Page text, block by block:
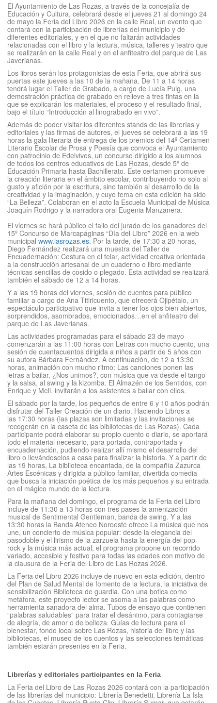
El Ayuntamiento de Las Rozas, a través de la concejalía de
Educación y Cultura, celebrará desde el jueves 21 al domingo 24
de mayo la Feria del Libro 2026 en la calle Real, un evento que
contará con la participación de librerías del municipio y de
diferentes editoriales, y en el que no faltarán actividades
relacionadas con el libro y la lectura, música, talleres y teatro que
se realizarán en la calle Real y en el anfiteatro del parque de Las
Javerianas.
Los libros serán los protagonistas de esta Feria, que abrirá sus
puertas este jueves a las 10 de la mañana. De 11 a 14 horas
tendrá lugar el Taller de Grabado, a cargo de Lucía Puig, una
demostración práctica de grabado en relieve a tres tintas en la
que se explicarán los materiales, el proceso y el resultado final,
bajo el título “Introducción al linograbado en vivo”.
Además de poder visitar los diferentes stands de las librerías y
editoriales y las firmas de autores, el jueves se celebrará a las 19
horas la gala literaria de entrega de los premios del 14º Certamen
Literario Escolar de Prosa y Poesía que convoca el Ayuntamiento
con patrocinio de Edelvives, un concurso dirigido a los alumnos
de todos los centros educativos de Las Rozas, desde 5º de
Educación Primaria hasta Bachillerato. Este certamen promueve
la creación literaria en el ámbito escolar, contribuyendo no solo al
gusto y afición por la escritura, sino también al desarrollo de la
creatividad y la imaginación, y cuyo tema en esta edición ha sido
“La Belleza”. Colaboran en el acto la Escuela Municipal de Música
Joaquín Rodrigo y la narradora oral Eugenia Manzanera.
El viernes se hará público el fallo del jurado de los ganadores del
15º Concurso de Marcapáginas “Día del Libro” 2026 en la web
municipal www.lasrozas.es. Por la tarde, de 17:30 a 20 horas,
Diego Fernández realizará una muestra del Taller de
Encuadernación: Costura en el telar, actividad creativa orientada
a la construcción artesanal de un cuaderno o libro mediante
técnicas sencillas de cosido o plegado. Esta actividad se realizará
también el sábado de 12 a 14 horas.
Y a las 19 horas del viernes, sesión de cuentos para público
familiar a cargo de Ana Titiricuento, que ofrecerá Ojipétalo, un
espectáculo participativo que invita a tener los ojos bien abiertos,
sorprendidos, asombrados, emocionados…en el anfiteatro del
parque de Las Javerianas.
Las actividades programadas para el sábado 23 de mayo
comenzarán a las 11:00 horas con Letras con mucho cuento, una
sesión de cuentacuentos dirigida a niños a partir de 5 años con
su autora Bárbara Fernández. A continuación, de 12 a 13:30
horas, animación con mucho ritmo: Las canciones ponen las
letras a bailar. ¿Nos unimos?, con música que va desde el tango
y la salsa, al swing y la kizomba. El Almazén de los Sentidos, con
Enrique y Meli, invitarán a los asistentes a bailar con ellos.
El sábado por la tarde, los pequeños de entre 6 y 10 años podrán
disfrutar del Taller Creación de un diario. Haciendo Libros a
las 17:30 horas (las plazas son limitadas y las invitaciones se
recogerán en la caseta de las bibliotecas de Las Rozas). Cada
participante podrá elaborar su propio cuento o diario, se aportará
todo el material necesario, para portada, contraportada y
encuadernación, pudiendo realizar allí mismo el desarrollo del
libro o llevándoselos a casa para finalizar la historia. Y a partir de
las 19 horas, La biblioteca encantada, de la compañía Zazurca
Artes Escénicas y dirigida a público familiar, divertida comedia
que busca la iniciación poética de los más pequeños y su entrada
en el mágico mundo de la lectura.
Para la mañana del domingo, el programa de la Feria del Libro
incluye de 11:30 a 13 horas con tres pases la amenización
musical de Sentimental Gentleman, banda de swing. Y a las
13:30 horas la Banda Ateneo Noroeste ofrece La música que nos
une, un concierto de música popular: desde la elegancia del
pasodoble y el lirismo de la zarzuela hasta la energía del pop-
rock y la música más actual, el programa propone un recorrido
variado, accesible y festivo para todas las edades con motivo de
la clausura de la Feria del Libro de Las Rozas 2026.
La Feria del Libro 2026 incluye de nuevo en esta edición, dentro
del Plan de Salud Mental de fomento de la lectura, la iniciativa de
sensibilización Biblioteca de guardia. Con una botica como
metáfora, este proyecto lector se asoma a las palabras como
herramienta sanadora del alma. Tubos de ensayo que contienen
“palabras saludables” para tratar el desánimo, para contagiarse
de alegría, de amor o de belleza. Guías de lectura para el
bienestar, fondo local sobre Las Rozas, historia del libro y las
bibliotecas, el museo de los cuentos y las selecciones temáticas
también estarán presentes en la Feria.
Librerías y editoriales participantes en la Feria
La Feria del Libro de Las Rozas 2026 contará con la participación
de las librerías del municipio: Librería Benedetti, Librería La Isla